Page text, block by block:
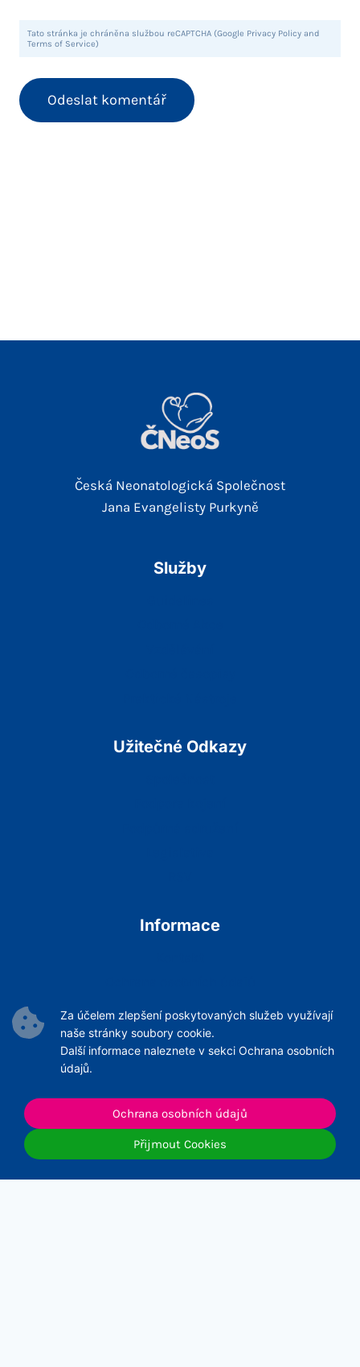
Tato stránka je chráněna službou reCAPTCHA (Google Privacy Policy and
Terms of Service)
Česká Neonatologická Společnost
Jana Evangelisty Purkyně
Služby
Užitečné Odkazy
Informace
Archiv článků
© 2026 ČNeoS
Za účelem zlepšení poskytovaných služeb využívají
naše stránky soubory cookie.
Další informace naleznete v sekci Ochrana osobních
údajů.
Ochrana osobních údajů
Přijmout Cookies